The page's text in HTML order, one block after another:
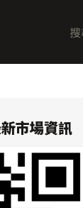
市場資訊